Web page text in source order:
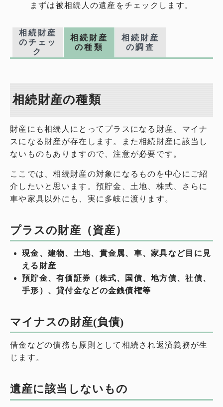
まずは被相続人の遺産をチェックします。
相続財産
のチェッ
ク
相続財産
の種類
相続財産
の調査
相続財産の種類
財産にも相続人にとってプラスになる財産、マイナ
スになる財産が存在します。また相続財産に該当し
ないものもありますので、注意が必要です。
ここでは、相続財産の対象になるものを中心にご紹
介したいと思います。預貯金、土地、株式、さらに
車や家具以外にも、実に多岐に渡ります。
プラスの財産（資産）
現金、建物、土地、貴金属、車、家具など目に見
える財産
預貯金、有価証券（株式、国債、地方債、社債、
手形）、貸付金などの金銭債権等
マイナスの財産(負債)
借金などの債務も原則として相続され返済義務が生
じます。
遺産に該当しないもの